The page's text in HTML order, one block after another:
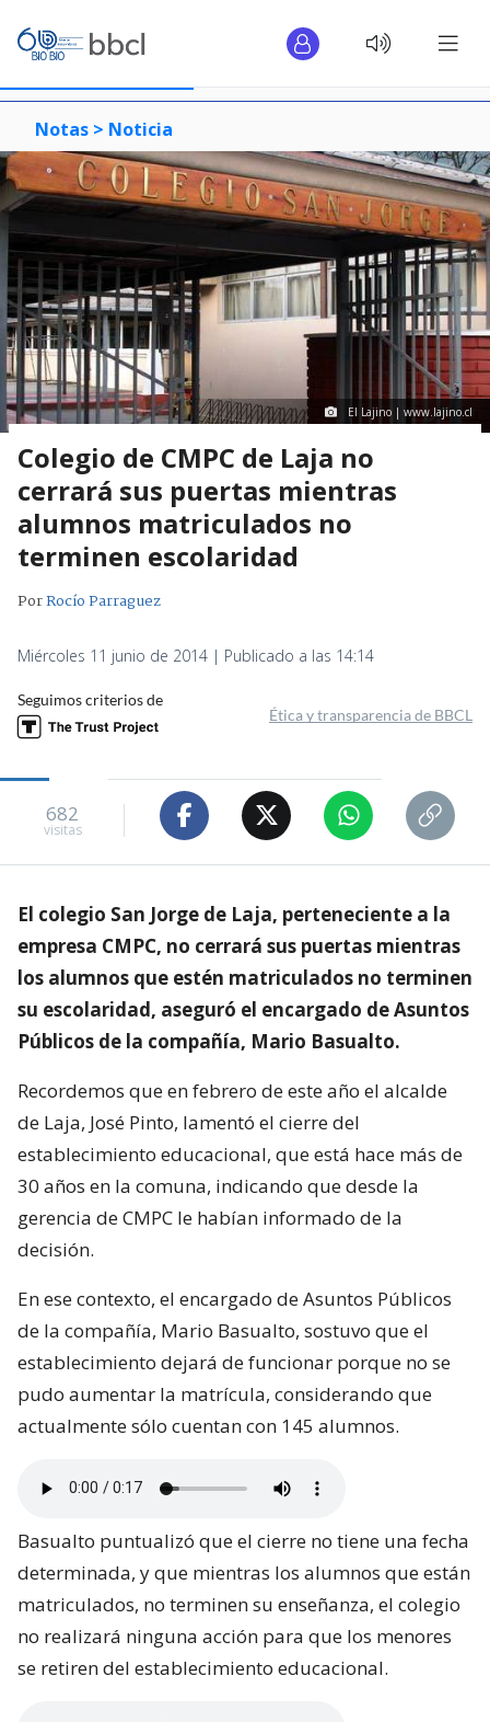
Notas > Noticia
El Lajino | www.lajino.cl
Colegio de CMPC de Laja no
cerrará sus puertas mientras
alumnos matriculados no
terminen escolaridad
PorRocío Parraguez
Miércoles 11 junio de 2014 | Publicado a las 14:14
Seguimos criterios de
Ética y transparencia de BBCL
682
visitas
El colegio San Jorge de Laja, perteneciente a la
empresa CMPC, no cerrará sus puertas mientras
los alumnos que estén matriculados no terminen
su escolaridad, aseguró el encargado de Asuntos
Públicos de la compañía, Mario Basualto.
Recordemos que en febrero de este año el alcalde
de Laja, José Pinto, lamentó el cierre del
establecimiento educacional, que está hace más de
30 años en la comuna, indicando que desde la
gerencia de CMPC le habían informado de la
decisión.
En ese contexto, el encargado de Asuntos Públicos
de la compañía, Mario Basualto, sostuvo que el
establecimiento dejará de funcionar porque no se
pudo aumentar la matrícula, considerando que
actualmente sólo cuentan con 145 alumnos.
Basualto puntualizó que el cierre no tiene una fecha
determinada, y que mientras los alumnos que están
matriculados, no terminen su enseñanza, el colegio
no realizará ninguna acción para que los menores
se retiren del establecimiento educacional.